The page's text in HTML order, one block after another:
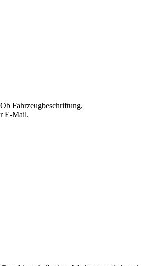
Fahrzeugbeschriftung,
E-Mail.